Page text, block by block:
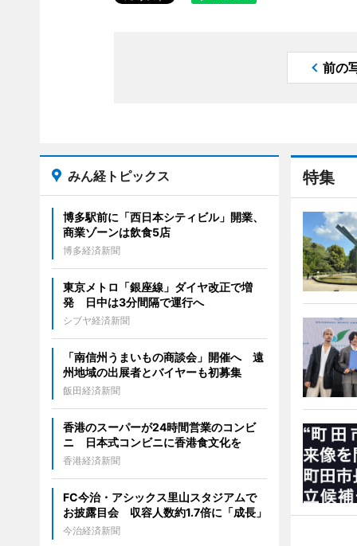
前の
特集
みん経トピックス
博多駅前に「西日本シティビル」開業、
商業ゾーンは飲食5店
博多経済新聞
東京メトロ「銀座線」ダイヤ改正で増
発 日中は3分間隔で運行へ
シブヤ経済新聞
「南信州うまいもの商談会」開催へ 遠
州地域の出展者とバイヤーも初募集
飯田経済新聞
香港のスーパーが24時間営業のコンビ
ニ 日本式コンビニに香港食文化を
香港経済新聞
FC今治・アシックス里山スタジアムで
お披露目会 収容人数約1.7倍に「成長」
今治経済新聞